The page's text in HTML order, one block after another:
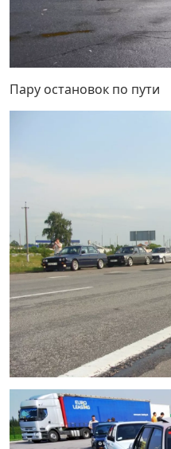
Пару остановок по пути